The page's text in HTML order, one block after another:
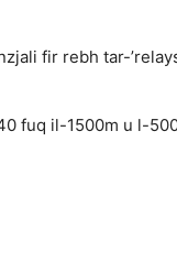
fir rebh tar-
fuq il-1500m u l-